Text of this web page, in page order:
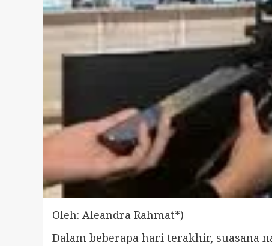
Oleh: Aleandra Rahmat*)
Dalam beberapa hari terakhir, suasana